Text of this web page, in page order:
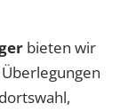
bieten wir